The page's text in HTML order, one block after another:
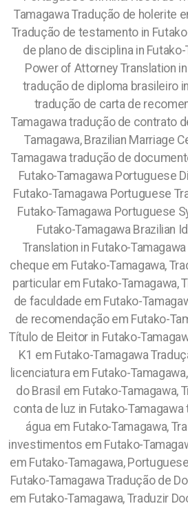
Tamagawa Tradução de holerite
Tradução de testamento in
de plano de disciplina in
Power of Attorney Translation
tradução de diploma brasileiro
tradução de carta de
Tamagawa tradução de contrato
Tamagawa, Brazilian Marriage
Tamagawa tradução de
Futako-Tamagawa Portuguese
Futako-Tamagawa Portuguese
Futako-Tamagawa Portuguese
Futako-Tamagawa Brazilian
Translation in Futako-
cheque em Futako-Tamagawa,
particular em Futako-Tamagawa,
de faculdade em Futako-
de recomendação em Futako-
Título de Eleitor in Futako-
K1 em Futako-Tamagawa
licenciatura em Futako-
do Brasil em Futako-Tamagawa,
conta de luz in Futako-
água em Futako-Tamagawa,
investimentos em Futako-
em Futako-Tamagawa,
Futako-Tamagawa Tradução de
em Futako-Tamagawa, Traduzir